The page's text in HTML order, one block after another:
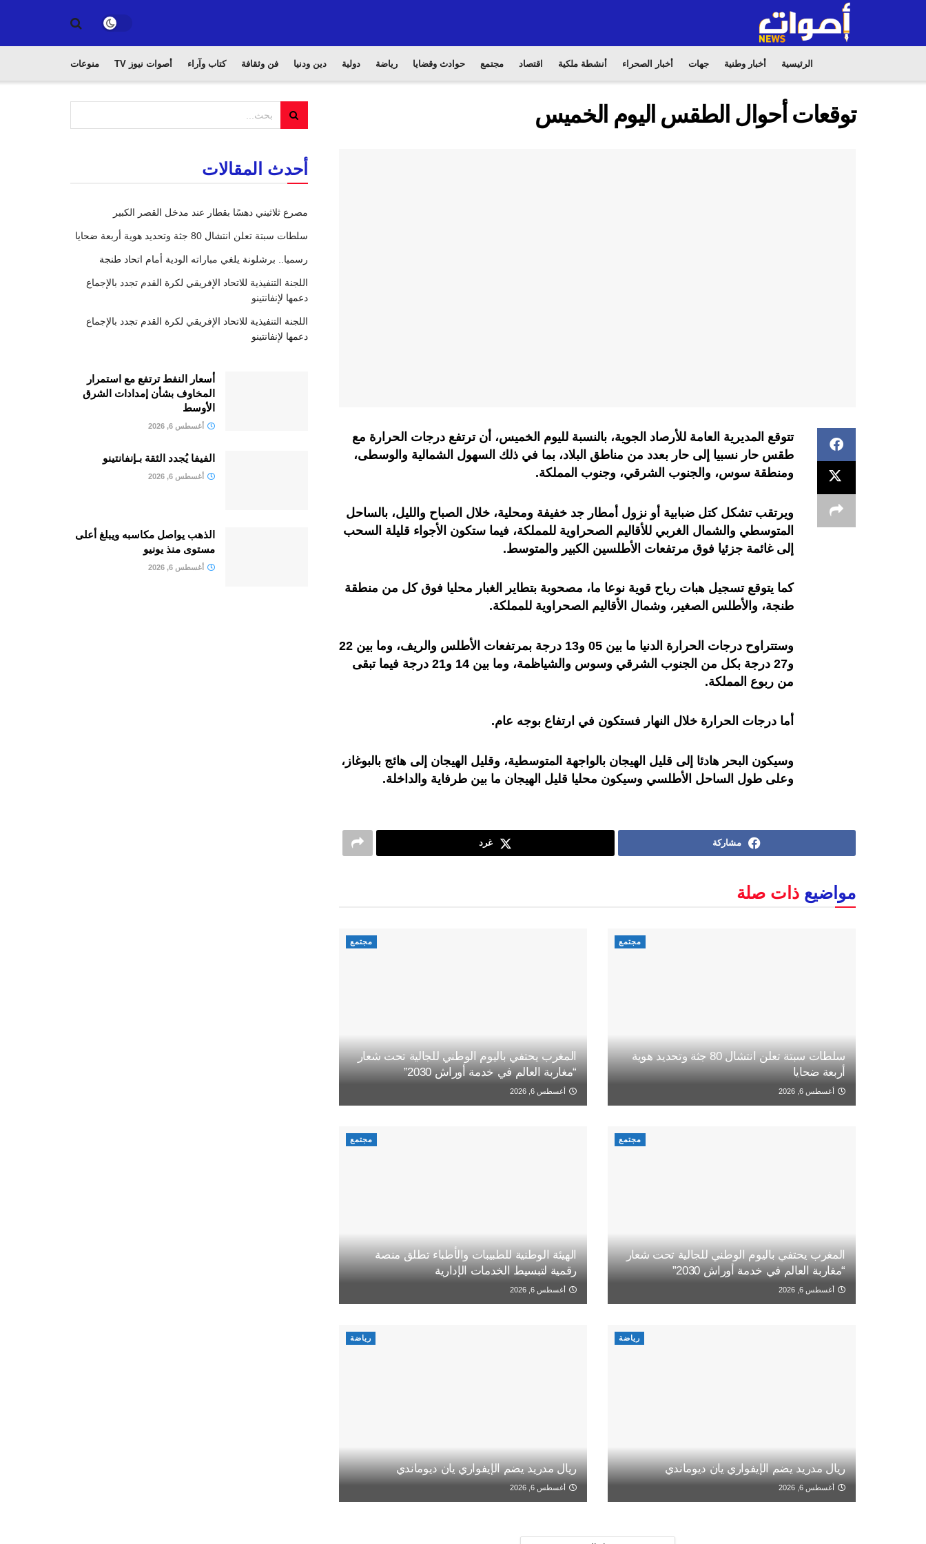
الرئيسية أخبار وطنية جهات أخبار الصحراء أنشطة ملكية اقتصاد مجتمع حوادث وقضايا رياضة دولية دين ودنيا فن وثقافة كتاب وآراء أصوات نيوز TV منوعات
توقعات أحوال الطقس اليوم الخميس
تتوقع المديرية العامة للأرصاد الجوية، بالنسبة لليوم الخميس، أن ترتفع درجات الحرارة مع
طقس حار نسبيا إلى حار بعدد من مناطق البلاد، بما في ذلك السهول الشمالية والوسطى،
ومنطقة سوس، والجنوب الشرقي، وجنوب المملكة.
ويرتقب تشكل كتل ضبابية أو نزول أمطار جد خفيفة ومحلية، خلال الصباح والليل، بالساحل
المتوسطي والشمال الغربي للأقاليم الصحراوية للمملكة، فيما ستكون الأجواء قليلة السحب
إلى غائمة جزئيا فوق مرتفعات الأطلسين الكبير والمتوسط.
كما يتوقع تسجيل هبات رياح قوية نوعا ما، مصحوبة بتطاير الغبار محليا فوق كل من منطقة
طنجة، والأطلس الصغير، وشمال الأقاليم الصحراوية للمملكة.
وستتراوح درجات الحرارة الدنيا ما بين 05 و13 درجة بمرتفعات الأطلس والريف، وما بين 22
و27 درجة بكل من الجنوب الشرقي وسوس والشياظمة، وما بين 14 و21 درجة فيما تبقى
من ربوع المملكة.
أما درجات الحرارة خلال النهار فستكون في ارتفاع بوجه عام.
وسيكون البحر هادئا إلى قليل الهيجان بالواجهة المتوسطية، وقليل الهيجان إلى هائج بالبوغاز،
وعلى طول الساحل الأطلسي وسيكون محليا قليل الهيجان ما بين طرفاية والداخلة.
مشاركة غرد
مواضيع ذات صلة
مجتمع
سلطات سبتة تعلن انتشال 80 جثة وتحديد هوية
أربعة ضحايا
أغسطس 6, 2026
مجتمع
المغرب يحتفي باليوم الوطني للجالية تحت شعار
“مغاربة العالم في خدمة أوراش 2030”
أغسطس 6, 2026
مجتمع
المغرب يحتفي باليوم الوطني للجالية تحت شعار
“مغاربة العالم في خدمة أوراش 2030”
أغسطس 6, 2026
مجتمع
الهيئة الوطنية للطبيبات والأطباء تطلق منصة
رقمية لتبسيط الخدمات الإدارية
أغسطس 6, 2026
رياضة
ريال مدريد يضم الإيفواري يان ديوماندي
أغسطس 6, 2026
رياضة
ريال مدريد يضم الإيفواري يان ديوماندي
أغسطس 6, 2026
أحدث المقالات
مصرع ثلاثيني دهسًا بقطار عند مدخل القصر الكبير
سلطات سبتة تعلن انتشال 80 جثة وتحديد هوية أربعة ضحايا
رسميا.. برشلونة يلغي مباراته الودية أمام اتحاد طنجة
اللجنة التنفيذية للاتحاد الإفريقي لكرة القدم تجدد بالإجماع
دعمها لإنفانتينو
اللجنة التنفيذية للاتحاد الإفريقي لكرة القدم تجدد بالإجماع
دعمها لإنفانتينو
أسعار النفط ترتفع مع استمرار
المخاوف بشأن إمدادات الشرق
الأوسط
أغسطس 6, 2026
الفيفا يُجدد الثقة بـإنفانتينو
أغسطس 6, 2026
الذهب يواصل مكاسبه ويبلغ أعلى
مستوى منذ يونيو
أغسطس 6, 2026